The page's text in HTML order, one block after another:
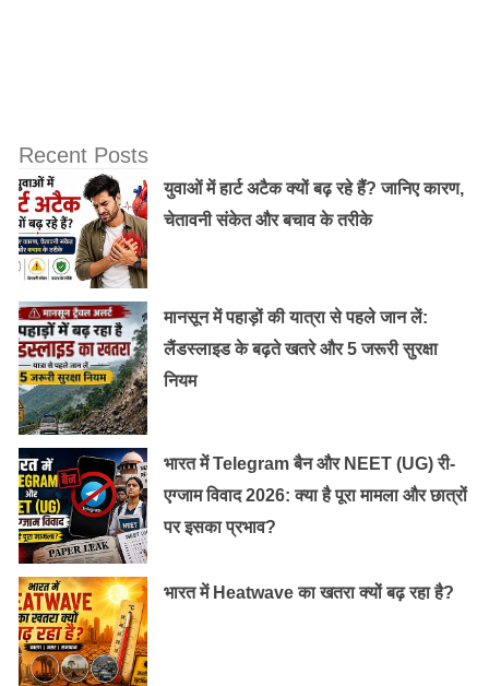
Recent Posts
युवाओं में हार्ट अटैक क्यों बढ़ रहे हैं? जानिए कारण,
चेतावनी संकेत और बचाव के तरीके
मानसून में पहाड़ों की यात्रा से पहले जान लें:
लैंडस्लाइड के बढ़ते खतरे और 5 जरूरी सुरक्षा
नियम
भारत में Telegram बैन और NEET (UG) री-
एग्जाम विवाद 2026: क्या है पूरा मामला और छात्रों
पर इसका प्रभाव?
भारत में Heatwave का खतरा क्यों बढ़ रहा है?